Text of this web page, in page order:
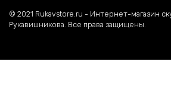
©️ 2021 Rukavstore.ru - Интернет-магазин
Рукавишникова. Все права защищены.